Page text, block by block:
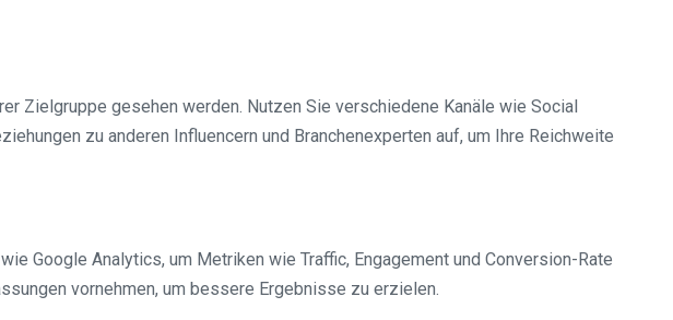
Zielgruppe gesehen werden. Nutzen Sie verschiedene Kanäle wie Social
zu anderen Influencern und Branchenexperten auf, um Ihre Reichweite
Google Analytics, um Metriken wie Traffic, Engagement und Conversion-Rate
vornehmen, um bessere Ergebnisse zu erzielen.